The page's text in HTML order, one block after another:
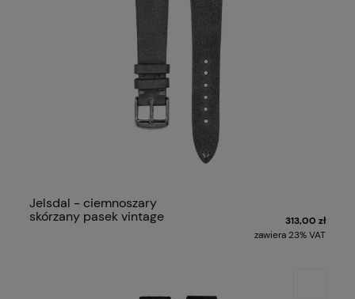
Jelsdal - ciemnoszary
skórzany pasek vintage
313,00 zł
zawiera 23% VAT